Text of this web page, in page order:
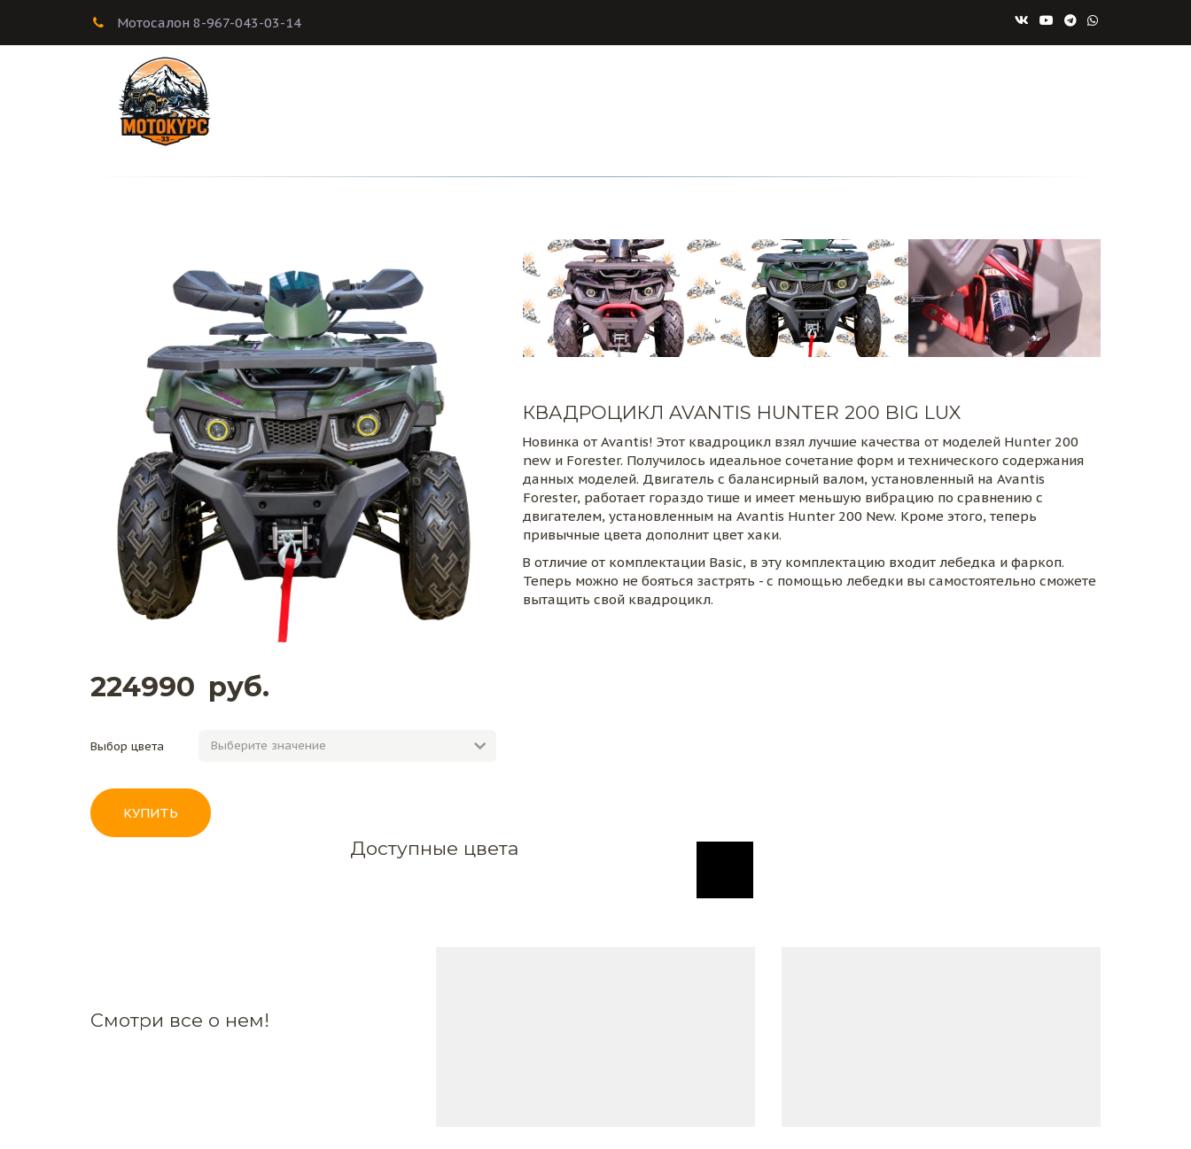
Мотосалон 8-967-043-03-14
224990 руб.
Выбор цвета
КУПИТЬ
КВАДРОЦИКЛ AVANTIS HUNTER 200 BIG LUX
Новинка от Avantis! Этот квадроцикл взял лучшие качества от моделей Hunter 200
new и Forester. Получилось идеальное сочетание форм и технического содержания
данных моделей. Двигатель с балансирный валом, установленный на Avantis
Forester, работает гораздо тише и имеет меньшую вибрацию по сравнению с
двигателем, установленным на Avantis Hunter 200 New. Кроме этого, теперь
привычные цвета дополнит цвет хаки.
В отличие от комплектации Basic, в эту комплектацию входит лебедка и фаркоп.
Теперь можно не бояться застрять - с помощью лебедки вы самостоятельно сможете
вытащить свой квадроцикл.
Доступные цвета
Смотри все о нем!